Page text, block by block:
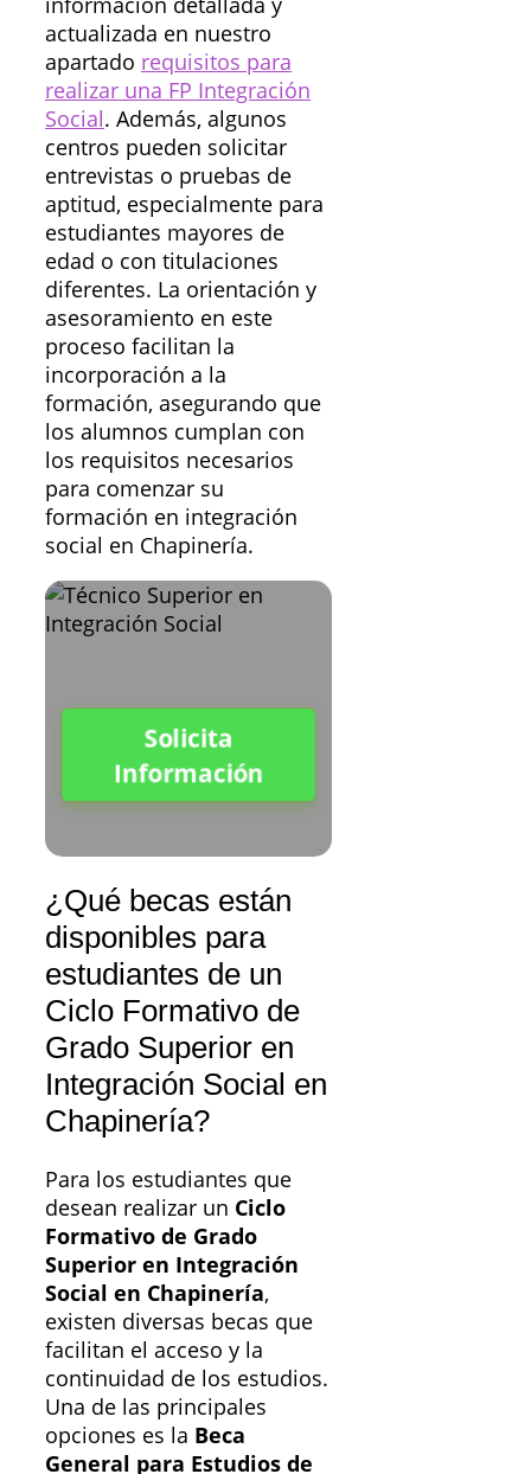
actualizada en nuestro
apartado requisitos para
realizar una FP Integración
Social. Además, algunos
centros pueden solicitar
entrevistas o pruebas de
aptitud, especialmente para
estudiantes mayores de
edad o con titulaciones
diferentes. La orientación y
asesoramiento en este
proceso facilitan la
incorporación a la
formación, asegurando que
los alumnos cumplan con
los requisitos necesarios
para comenzar su
formación en integración
social en Chapinería.
Solicita
Información
¿Qué becas están
disponibles para
estudiantes de un
Ciclo Formativo de
Grado Superior en
Integración Social en
Chapinería?
Para los estudiantes que
desean realizar un Ciclo
Formativo de Grado
Superior en Integración
Social en Chapinería,
existen diversas becas que
facilitan el acceso y la
continuidad de los estudios.
Una de las principales
opciones es la Beca
General para Estudios de